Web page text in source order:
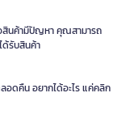
สินค้ามีปัญหา คุณสามารถ
ด้รับสินค้า
ดคืน อยากได้อะไร แค่คลิก